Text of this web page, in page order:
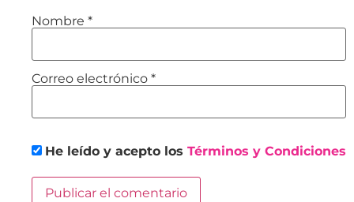
Nombre *
Correo electrónico *
He leído y acepto los Términos y Condiciones